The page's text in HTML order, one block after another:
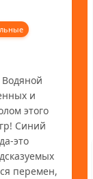
и
этого
Синий
это
перемен,